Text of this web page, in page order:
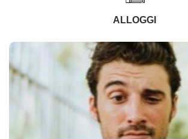
ALLOGGI